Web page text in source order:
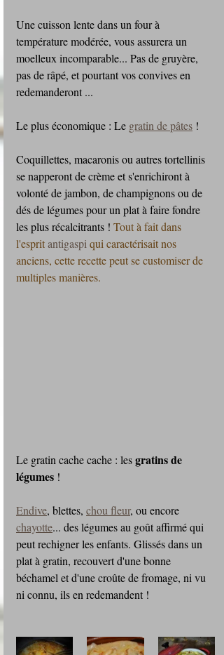
Une cuisson lente dans un four à
température modérée, vous assurera un
moelleux incomparable... Pas de gruyère,
pas de râpé, et pourtant vos convives en
redemanderont ...
Le plus économique : Le gratin de pâtes !
Coquillettes, macaronis ou autres tortellinis
se napperont de crème et s'enrichiront à
volonté de jambon, de champignons ou de
dés de légumes pour un plat à faire fondre
les plus récalcitrants ! Tout à fait dans
l'esprit antigaspi qui caractérisait nos
anciens, cette recette peut se customiser de
multiples manières.
Le gratin cache cache : les gratins de
légumes !
Endive, blettes, chou fleur, ou encore
chayotte... des légumes au goût affirmé qui
peut rechigner les enfants. Glissés dans un
plat à gratin, recouvert d'une bonne
béchamel et d'une croûte de fromage, ni vu
ni connu, ils en redemandent !